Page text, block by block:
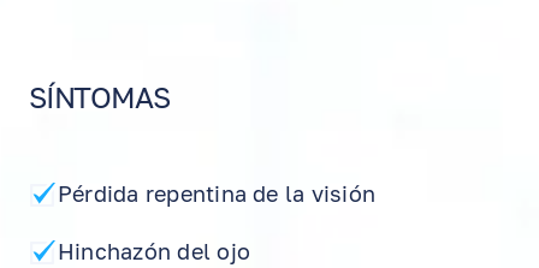
SÍNTOMAS
Pérdida repentina de la visión
Hinchazón del ojo